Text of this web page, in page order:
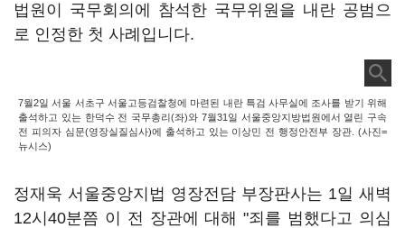
법원이 국무회의에 참석한 국무위원을 내란 공범으
로 인정한 첫 사례입니다.
7월2일 서울 서초구 서울고등검찰청에 마련된 내란 특검 사무실에 조사를 받기 위해
출석하고 있는 한덕수 전 국무총리(좌)와 7월31일 서울중앙지방법원에서 열린 구속
전 피의자 심문(영장실질심사)에 출석하고 있는 이상민 전 행정안전부 장관. (사진=
뉴시스)
정재욱 서울중앙지법 영장전담 부장판사는 1일 새벽
12시40분쯤 이 전 장관에 대해 "죄를 범했다고 의심